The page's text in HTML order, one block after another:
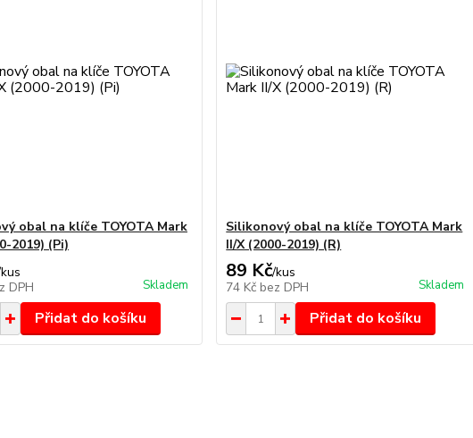
obal na klíče TOYOTA Mark
2019) (Pi)
kus
DPH
Skladem
Přidat do košíku
Silikonový obal na klíče TOYOTA Mark
II/X (2000-2019) (R)
89 Kč/kus
74 Kč bez DPH Skladem
Přidat do košíku